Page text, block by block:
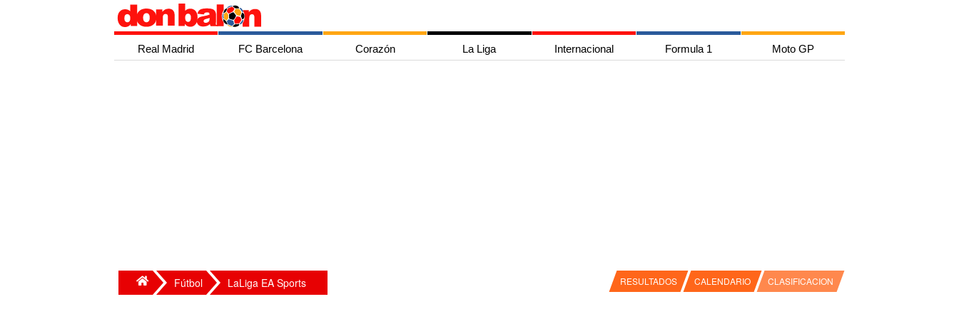
Real Madrid FC Barcelona Corazón La Liga Internacional Formula 1 Moto GP
Fútbol LaLiga EA Sports RESULTADOS CALENDARIO CLASIFICACION